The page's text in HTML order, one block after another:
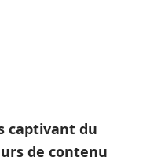
captivant du
de contenu